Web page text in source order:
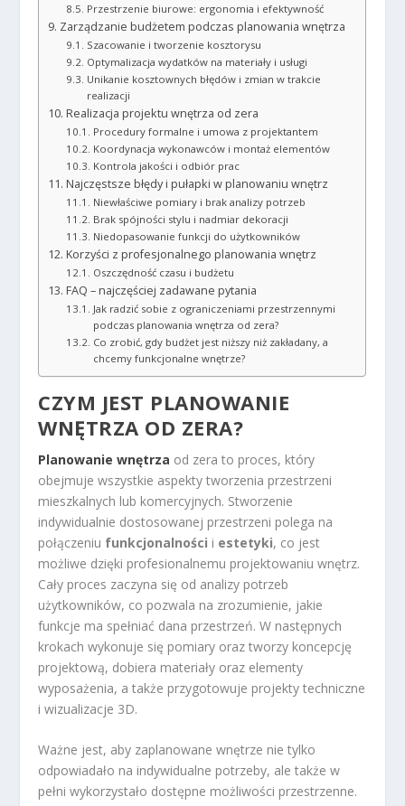
Przestrzenie biurowe: ergonomia i efektywność
Zarządzanie budżetem podczas planowania wnętrza
Szacowanie i tworzenie kosztorysu
Optymalizacja wydatków na materiały i usługi
Unikanie kosztownych błędów i zmian w trakcie
realizacji
Realizacja projektu wnętrza od zera
Procedury formalne i umowa z projektantem
Koordynacja wykonawców i montaż elementów
Kontrola jakości i odbiór prac
Najczęstsze błędy i pułapki w planowaniu wnętrz
Niewłaściwe pomiary i brak analizy potrzeb
Brak spójności stylu i nadmiar dekoracji
Niedopasowanie funkcji do użytkowników
Korzyści z profesjonalnego planowania wnętrz
Oszczędność czasu i budżetu
FAQ – najczęściej zadawane pytania
Jak radzić sobie z ograniczeniami przestrzennymi
podczas planowania wnętrza od zera?
Co zrobić, gdy budżet jest niższy niż zakładany, a
chcemy funkcjonalne wnętrze?
CZYM JEST PLANOWANIE
WNĘTRZA OD ZERA?
Planowanie wnętrza od zera to proces, który
obejmuje wszystkie aspekty tworzenia przestrzeni
mieszkalnych lub komercyjnych. Stworzenie
indywidualnie dostosowanej przestrzeni polega na
połączeniu funkcjonalności i estetyki, co jest
możliwe dzięki profesionalnemu projektowaniu wnętrz.
Cały proces zaczyna się od analizy potrzeb
użytkowników, co pozwala na zrozumienie, jakie
funkcje ma spełniać dana przestrzeń. W następnych
krokach wykonuje się pomiary oraz tworzy koncepcję
projektową, dobiera materiały oraz elementy
wyposażenia, a także przygotowuje projekty techniczne
i wizualizacje 3D.
Ważne jest, aby zaplanowane wnętrze nie tylko
odpowiadało na indywidualne potrzeby, ale także w
pełni wykorzystało dostępne możliwości przestrzenne.